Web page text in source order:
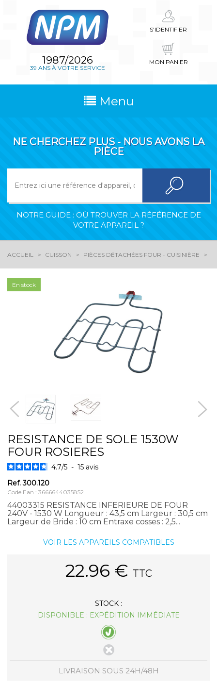
1987/2026
39 ANS À VOTRE SERVICE
S'IDENTIFIER
MON PANIER
Menu
NE CHERCHEZ PLUS - NOUS AVONS LA
PIÈCE
NOTRE GUIDE : OÙ TROUVER LA RÉFÉRENCE DE
VOTRE APPAREIL ?
ACCUEIL CUISSON PIÈCES DÉTACHÉES FOUR - CUISINIÈRE
En stock
RESISTANCE DE SOLE 1530W
FOUR ROSIERES
4.7/5 - 15 avis
Ref.300.120
Code Ean : 3666644035852
44003315 RESISTANCE INFERIEURE DE FOUR
240V - 1530 W Longueur : 43,5 cm Largeur : 30,5 cm
Largeur de Bride : 10 cm Entraxe cosses : 2,5...
VOIR LES APPAREILS COMPATIBLES
22.96 € TTC
STOCK :
DISPONIBLE : EXPÉDITION IMMÉDIATE
LIVRAISON SOUS 24H/48H